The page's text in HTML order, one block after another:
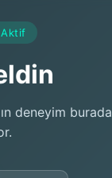
Aktif
deneyim burada